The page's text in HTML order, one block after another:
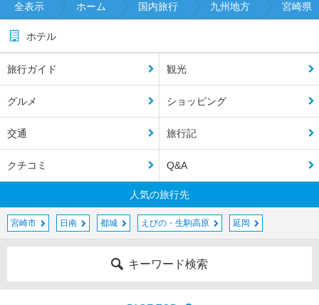
全表示 ホーム 国内旅行 九州地方 宮崎県
ホテル
旅行ガイド 観光
グルメ ショッピング
交通 旅行記
クチコミ Q&A
人気の旅行先
宮崎市 日南 都城 えびの・生駒高原 延岡
キーワード検索